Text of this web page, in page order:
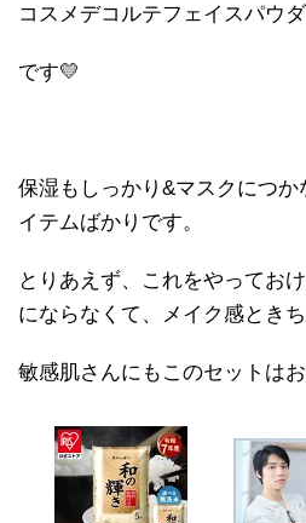
コスメデコルテフェイスパウ
です💛
保湿もしっかり&マスクにつ
イテムばかりです。
とりあえず、これをやってお
にならなくて、メイク感とき
敏感肌さんにもこのセットは